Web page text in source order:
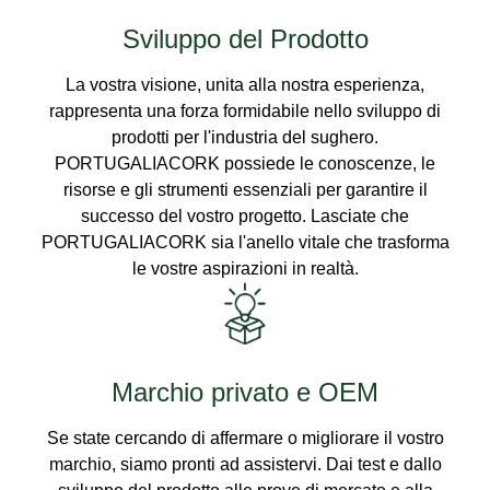
Sviluppo del Prodotto
La vostra visione, unita alla nostra esperienza,
rappresenta una forza formidabile nello sviluppo di
prodotti per l'industria del sughero.
PORTUGALIACORK possiede le conoscenze, le
risorse e gli strumenti essenziali per garantire il
successo del vostro progetto. Lasciate che
PORTUGALIACORK sia l'anello vitale che trasforma
le vostre aspirazioni in realtà.
Marchio privato e OEM
Se state cercando di affermare o migliorare il vostro
marchio, siamo pronti ad assistervi. Dai test e dallo